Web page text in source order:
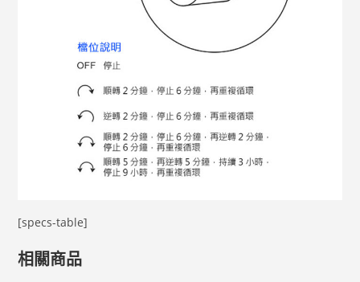
[specs-table]
相關商品